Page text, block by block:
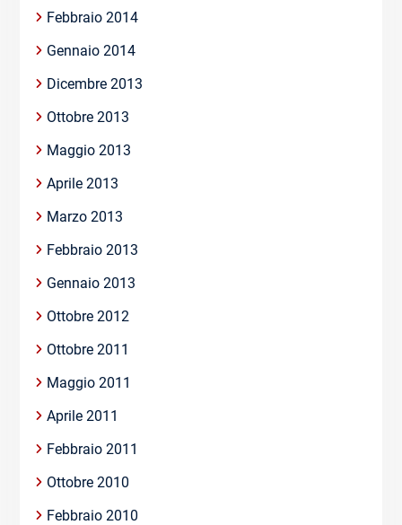
Febbraio 2014
Gennaio 2014
Dicembre 2013
Ottobre 2013
Maggio 2013
Aprile 2013
Marzo 2013
Febbraio 2013
Gennaio 2013
Ottobre 2012
Ottobre 2011
Maggio 2011
Aprile 2011
Febbraio 2011
Ottobre 2010
Febbraio 2010